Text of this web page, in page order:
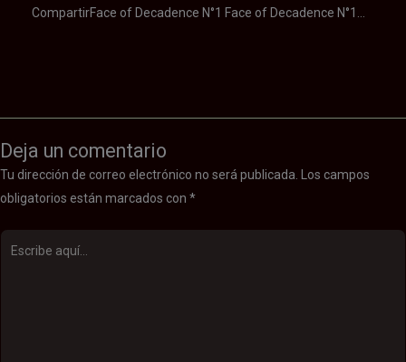
CompartirFace of Decadence N°1 Face of Decadence N°1…
Deja un comentario
Tu dirección de correo electrónico no será publicada. Los campos
obligatorios están marcados con *